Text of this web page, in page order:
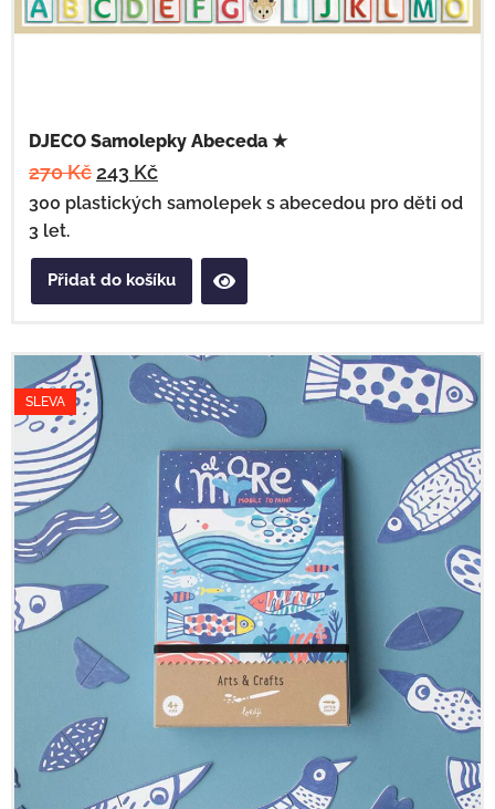
DJECO Samolepky Abeceda ★
270Kč 243 Kč
300 plastických samolepek s abecedou pro děti od
3 let.
Přidat do košíku
SLEVA